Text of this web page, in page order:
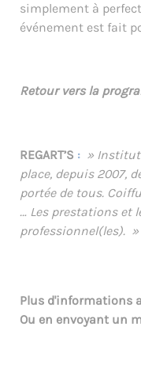
simplement à
événement est fait
Retour vers la
REGART’S : » Institut
place, depuis 2007,
portée de tous.
…​ Les prestations et
professionnel(les). »
Plus d'informations
Ou en envoyant un